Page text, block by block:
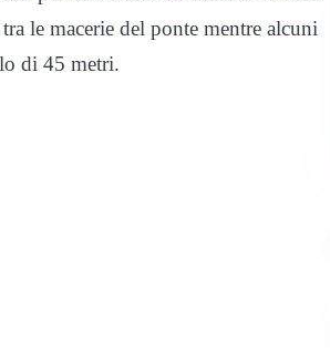
le macerie del ponte mentre alcuni
di 45 metri.